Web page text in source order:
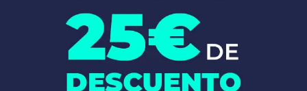
Ya sea una emergencia o un mantenimiento rutinario, estamos
disponibles para asistirte las 24 horas del día, los 7 días de la
semana. A continuación, te mostramos algunos de nuestros